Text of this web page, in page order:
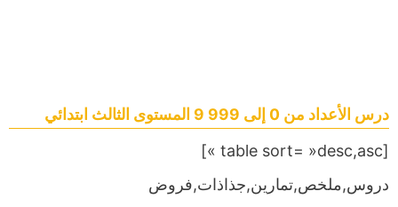
درس الأعداد من 0 إلى 999 9 المستوى الثالث ابتدائي
[table sort= »desc,asc »]
دروس,ملخص,تمارين,جذاذات,فروض